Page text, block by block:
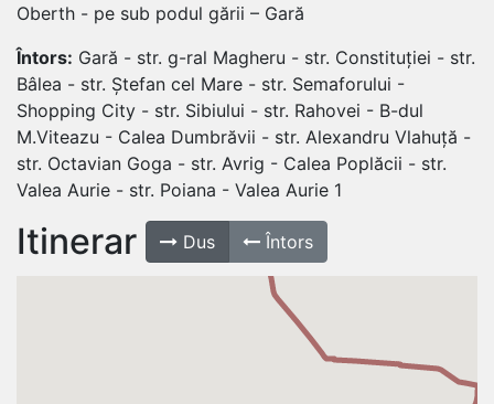
Oberth - pe sub podul gării – Gară
Întors: Gară - str. g-ral Magheru - str. Constituției - str.
Bâlea - str. Ștefan cel Mare - str. Semaforului -
Shopping City - str. Sibiului - str. Rahovei - B-dul
M.Viteazu - Calea Dumbrăvii - str. Alexandru Vlahuță -
str. Octavian Goga - str. Avrig - Calea Poplăcii - str.
Valea Aurie - str. Poiana - Valea Aurie 1
Itinerar Dus Întors